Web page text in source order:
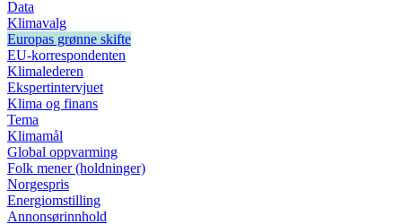
Data
Klimavalg
Europas grønne skifte
EU-korrespondenten
Klimalederen
Ekspertintervjuet
Klima og finans
Tema
Klimamål
Global oppvarming
Folk mener (holdninger)
Norgespris
Energiomstilling
Annonsørinnhold